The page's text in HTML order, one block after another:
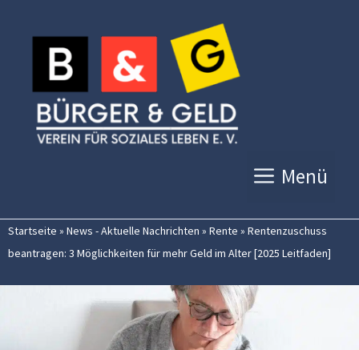
Inhalt
springen
Menü
Startseite » News - Aktuelle Nachrichten » Rente » Rentenzuschuss
beantragen: 3 Möglichkeiten für mehr Geld im Alter [2025 Leitfaden]